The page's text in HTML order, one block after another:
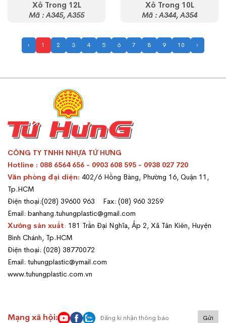
Xô Trong 12L
Mã : A345, A355
Xô Trong 10L
Mã : A344, A354
‹ 1 2 3 4 5 6 7 8 9 10 ›
CÔNG TY TNHH NHỰA TỨ HƯNG
Hotline : 088 6564 656 - 0903 608 595 - 0938 027 720
Văn phòng đại diện: 402/6 Hồng Bàng, Phường 16, Quận 11,
Tp.HCM
Điện thoại:(028) 39600 963 Fax: (08) 960 3259
Email: banhang.tuhungplastic@gmail.com
Xưởng sản xuất: 181 Trần Đại Nghĩa, Ấp 2, Xã Tân Kiên, Huyện
Bình Chánh, Tp.HCM
Điện thoại: (028) 38770072
Email: tuhungplastic@ymail.com
www.tuhungplastic.com.vn
Mạng xã hội: Gửi